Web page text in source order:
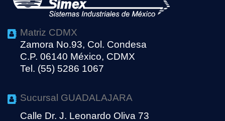
Matriz CDMX
Zamora No.93, Col. Condesa
C.P. 06140 México, CDMX
Tel. (55) 5286 1067
Sucursal GUADALAJARA
Calle Dr. J. Leonardo Oliva 73